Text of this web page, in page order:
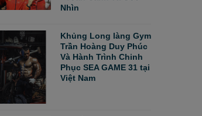
Nhìn
Khủng Long làng Gym
Trần Hoàng Duy Phúc
Và Hành Trình Chinh
Phục SEA GAME 31 tại
Việt Nam